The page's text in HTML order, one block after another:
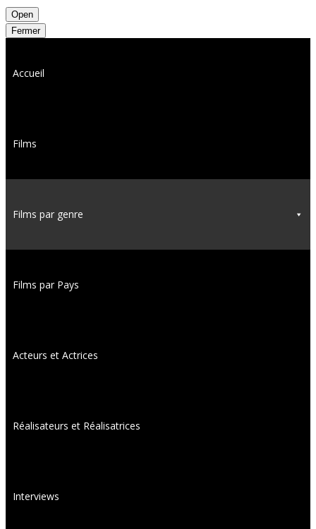
Open
Fermer
Accueil
Films
Films par genre
Films par Pays
Acteurs et Actrices
Réalisateurs et Réalisatrices
Interviews